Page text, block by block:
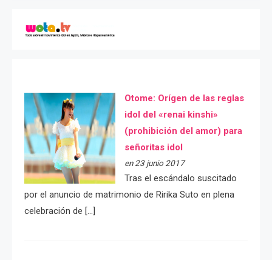
Otome: Orígen de las reglas
idol del «renai kinshi»
(prohibición del amor) para
señoritas idol
en 23 junio 2017
Tras el escándalo suscitado
por el anuncio de matrimonio de Ririka Suto en plena
celebración de […]